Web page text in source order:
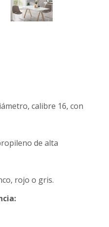
calibre 16, con
de alta
rojo o gris.